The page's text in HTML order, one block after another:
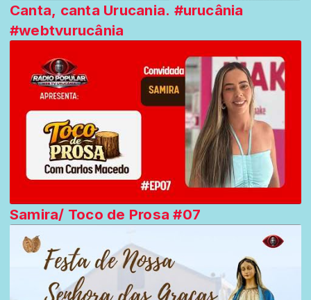
Canta, canta Urucania. #urucânia
#webtvurucânia
Samira/ Toco de Prosa #07